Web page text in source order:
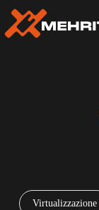
Virtualizzazione